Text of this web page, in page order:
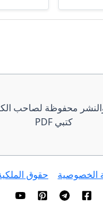
كتبي PDF
الخصوصية حقوق